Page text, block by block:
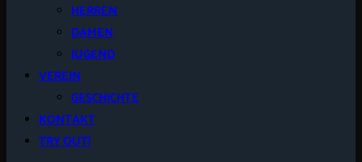
HERREN
DAMEN
JUGEND
VEREIN
GESCHICHTE
KONTAKT
TRY OUT!